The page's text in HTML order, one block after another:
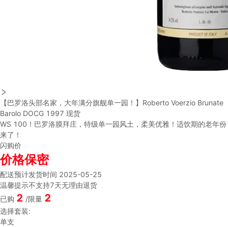
【巴罗洛头部名家，大年满分旗舰单一园！】Roberto Voerzio Brunate
Barolo DOCG 1997 现货
WS 100！巴罗洛膜拜庄，特级单一园风土，柔美优雅！适饮期的老年份
来了！
闪购价
价格保密
配送预计发货时间 2025-05-25
温馨提示不支持7天无理由退货
已购 2 /限量 2
选择套装:
单支